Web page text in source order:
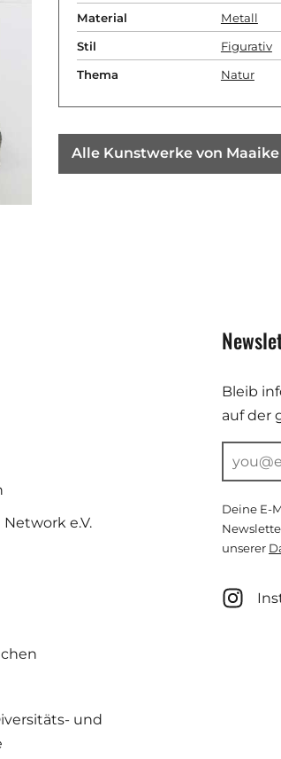
Material Metall
Stil Figurativ
Thema Natur
Alle Kunstwerke von Maaike
e.V.
und
Bleib
auf der
Deine E-
unserer